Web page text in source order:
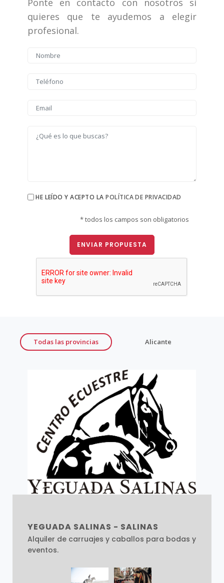
Ponte en contacto con nosotros si
quieres que te ayudemos a elegir
profesional.
HE LEÍDO Y ACEPTO LAPOLÍTICA DE PRIVACIDAD
* todos los campos son obligatorios
ENVIAR PROPUESTA
Todas las provincias Alicante
YEGUADA SALINAS - SALINAS
Alquiler de carruajes y caballos para bodas y
eventos.